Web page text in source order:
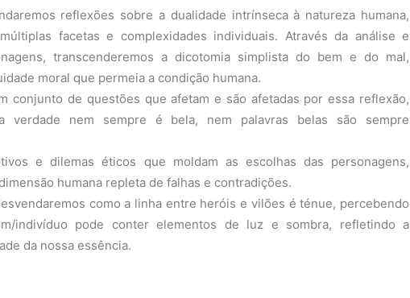
reflexões sobre a dualidade intrínseca à natureza humana,
facetas e complexidades individuais. Através da análise e
transcenderemos a dicotomia simplista do bem e do mal,
moral que permeia a condição humana.
conjunto de questões que afetam e são afetadas por essa reflexão,
verdade nem sempre é bela, nem palavras belas são sempre
e dilemas éticos que moldam as escolhas das personagens,
humana repleta de falhas e contradições.
como a linha entre heróis e vilões é ténue, percebendo
indivíduo pode conter elementos de luz e sombra, refletindo a
da nossa essência.